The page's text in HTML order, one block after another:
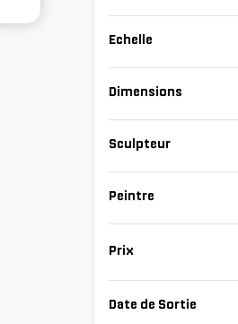
Echelle
Dimensions
Sculpteur
Peintre
Prix
Date de Sortie